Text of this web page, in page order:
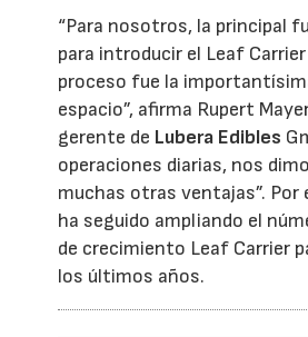
“Para nosotros, la principal
para introducir el Leaf
proceso fue la
espacio”, afirma Rupert
gerente de Lubera Edibles
operaciones diarias, nos
muchas otras ventajas”. Por
ha seguido ampliando el
de crecimiento Leaf Carrier
los últimos años.